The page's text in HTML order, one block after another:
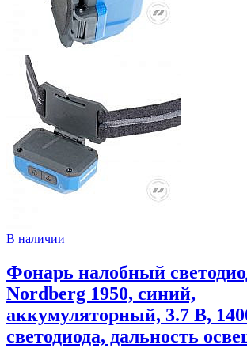
В наличии
Фонарь налобный
Nordberg 1950, синий,
аккумуляторный, 3.7 В,
светодиода, дальность